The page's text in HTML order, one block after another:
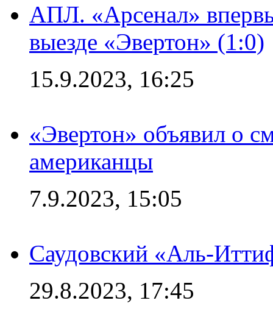
АПЛ. «Арсенал»
выезде «Эвертон» (1:0)
15.9.2023, 16:25
«Эвертон» объявил о
американцы
7.9.2023, 15:05
Саудовский «Аль-
29.8.2023, 17:45